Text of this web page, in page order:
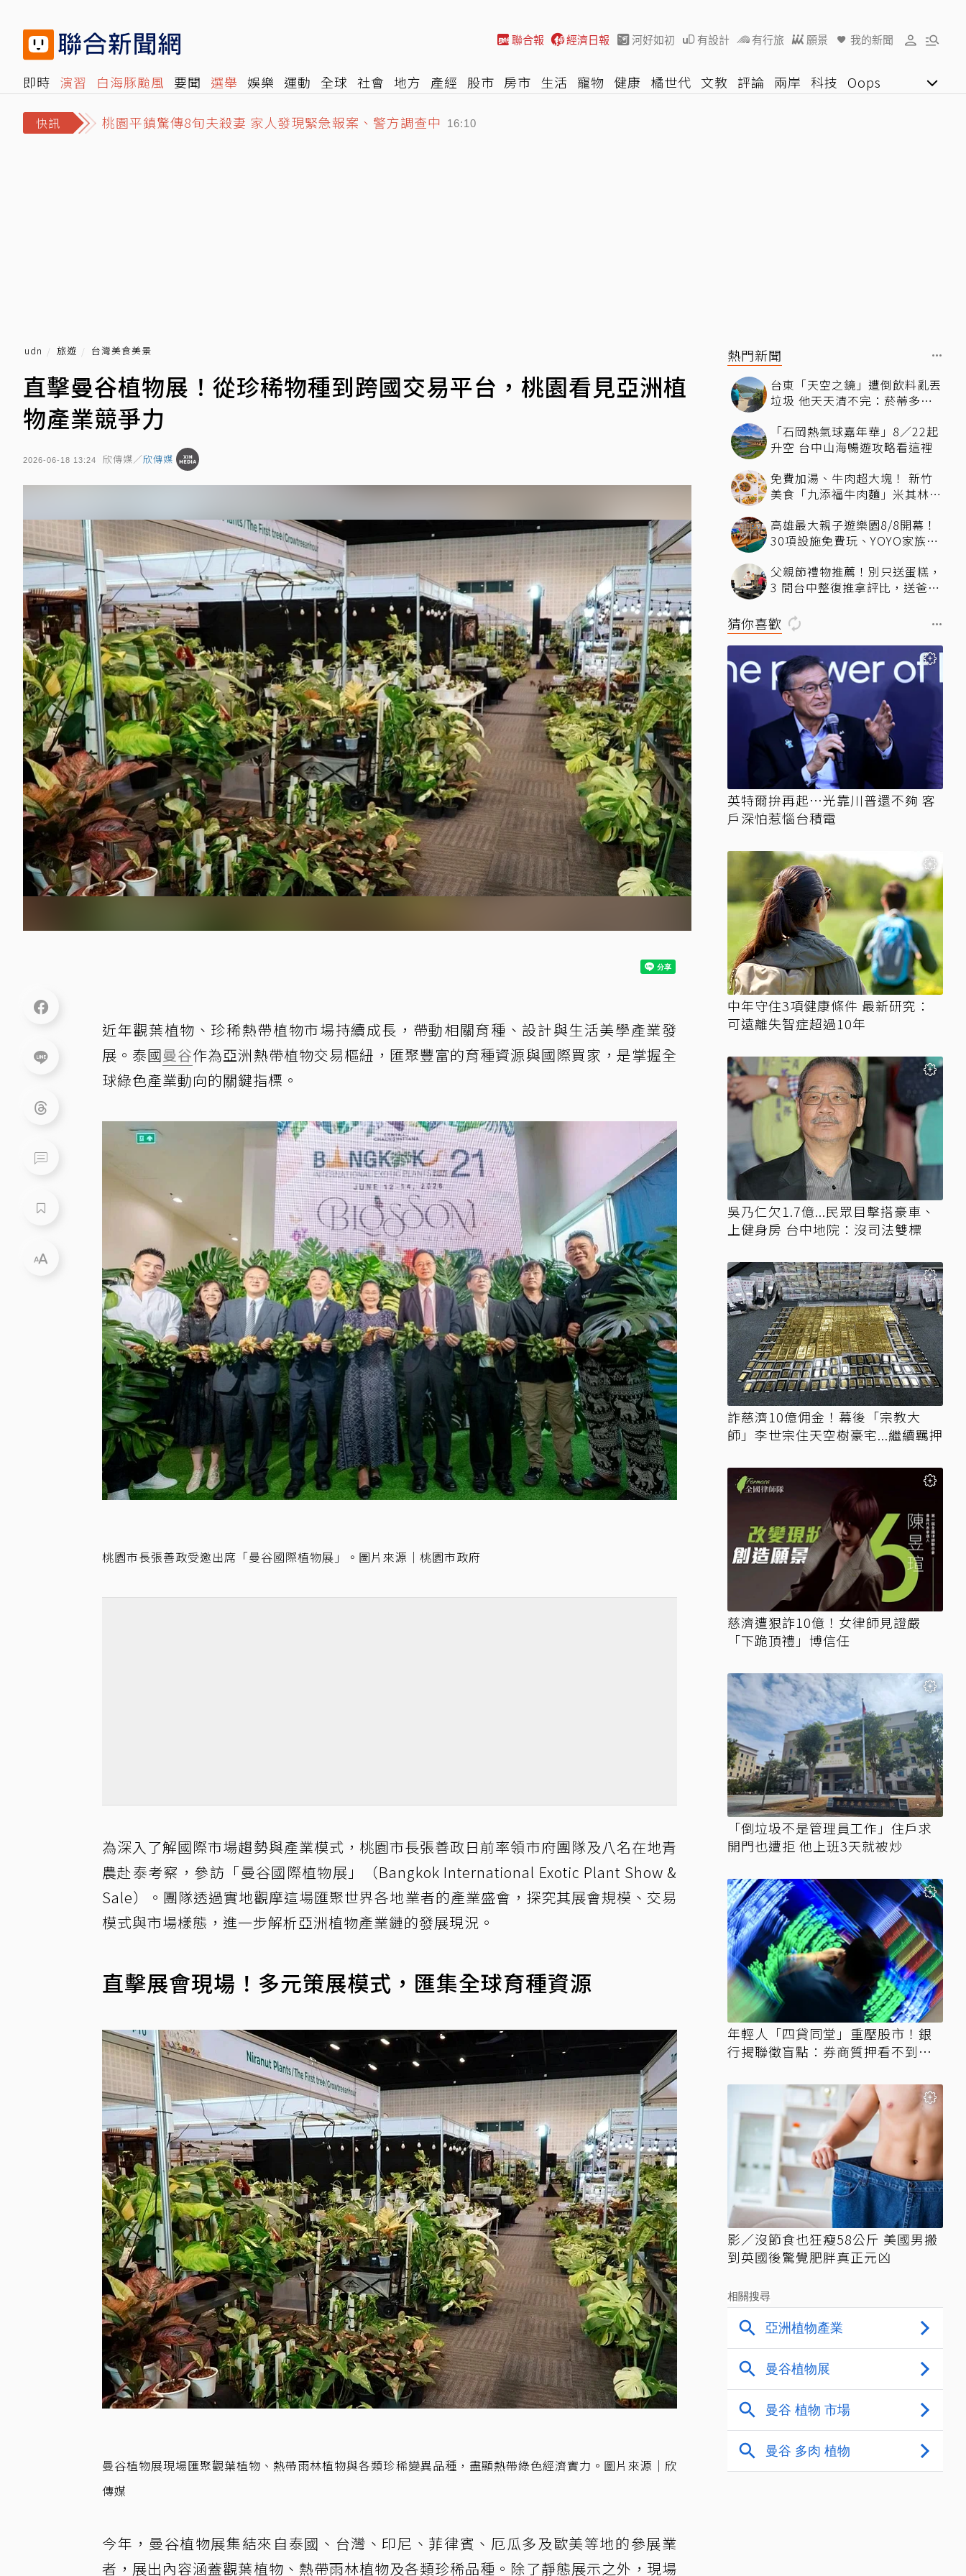
聯合報 經濟日報 河好如初 有設計 有行旅 願景 我的新聞
即時 演習 白海豚颱風 要聞 選舉 娛樂 運動 全球 社會 地方 產經 股市 房市 生活 寵物 健康 橘世代 文教 評論 兩岸 科技 Oops
快訊 桃園平鎮驚傳8旬夫殺妻 家人發現緊急報案、警方調查中 16:10
udn 旅遊 台灣美食美景
直擊曼谷植物展！從珍稀物種到跨國交易平台，桃園看見亞洲植
物產業競爭力
2026-06-18 13:24 欣傳媒／欣傳媒
近年觀葉植物、珍稀熱帶植物市場持續成長，帶動相關育種、設計與生活美學產業發
展。泰國曼谷作為亞洲熱帶植物交易樞紐，匯聚豐富的育種資源與國際買家，是掌握全
球綠色產業動向的關鍵指標。
桃園市長張善政受邀出席「曼谷國際植物展」。圖片來源｜桃園市政府
為深入了解國際市場趨勢與產業模式，桃園市長張善政日前率領市府團隊及八名在地青
農赴泰考察，參訪「曼谷國際植物展」（Bangkok International Exotic Plant Show &
Sale）。團隊透過實地觀摩這場匯聚世界各地業者的產業盛會，探究其展會規模、交易
模式與市場樣態，進一步解析亞洲植物產業鏈的發展現況。
直擊展會現場！多元策展模式，匯集全球育種資源
曼谷植物展現場匯聚觀葉植物、熱帶雨林植物與各類珍稀變異品種，盡顯熱帶綠色經濟實力。圖片來源｜欣
傳媒
今年，曼谷植物展集結來自泰國、台灣、印尼、菲律賓、厄瓜多及歐美等地的參展業
者，展出內容涵蓋觀葉植物、熱帶雨林植物及各類珍稀品種。除了靜態展示之外，現場
熱門新聞
台東「天空之鏡」遭倒飲料亂丟
垃圾 他天天清不完：菸蒂多到
「石岡熱氣球嘉年華」8／22起
升空 台中山海暢遊攻略看這裡
免費加湯、牛肉超大塊！ 新竹
美食「九添福牛肉麵」米其林必
高雄最大親子遊樂園8/8開幕！
30項設施免費玩、YOYO家族嗨
父親節禮物推薦！別只送蛋糕，
3 間台中整復推拿評比，送爸爸
猜你喜歡
英特爾拚再起…光靠川普還不夠 客
戶深怕惹惱台積電
中年守住3項健康條件 最新研究：
可遠離失智症超過10年
吳乃仁欠1.7億...民眾目擊搭豪車、
上健身房 台中地院：沒司法雙標
詐慈濟10億佣金！幕後「宗教大
師」李世宗住天空樹豪宅...繼續羈押
慈濟遭狠詐10億！女律師見證嚴
「下跪頂禮」博信任
「倒垃圾不是管理員工作」住戶求
開門也遭拒 他上班3天就被炒
年輕人「四貸同堂」重壓股市！銀
行揭聯徵盲點：券商質押看不到、
影／沒節食也狂瘦58公斤 美國男搬
到英國後驚覺肥胖真正元凶